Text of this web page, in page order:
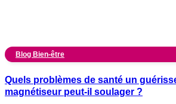
Blog Bien-être
Quels problèmes de santé un
magnétiseur peut-il soulager ?